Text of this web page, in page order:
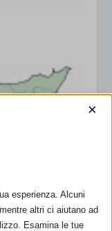
punti
nascita
–
×
esperienza. Alcuni
altri ci aiutano ad
Esamina le tue